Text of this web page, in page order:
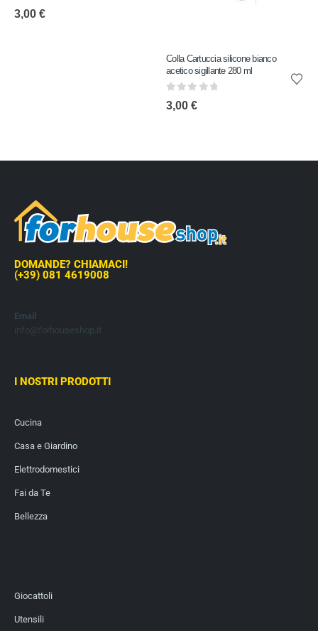
0 out of 5
3,00 €
Colla Cartuccia silicone bianco
acetico sigillante 280 ml
0 out of 5
3,00 €
DOMANDE? CHIAMACI!
(+39) 081 4619008
Email
info@forhouseshop.it
I NOSTRI PRODOTTI
Cucina
Casa e Giardino
Elettrodomestici
Fai da Te
Bellezza
Giocattoli
Utensili